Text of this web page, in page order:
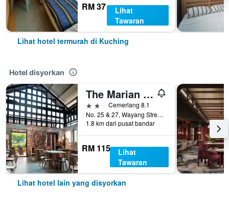
RM 37
Lihat
Tawaran
Lihat hotel termurah di Kuching
Hotel disyorkan
The Marian Boutique Lodging House
2 bintangCemerlang 8.1
No. 25 & 27, Wayang Street, Kuching, Malaysia
1.8 km dari pusat bandar
RM 115
Lihat
Tawaran
Lihat hotel lain yang disyorkan